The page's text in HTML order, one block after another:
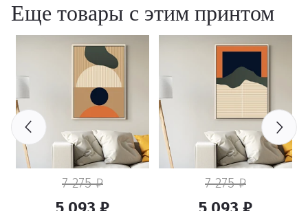
Еще товары с этим принтом
7 275 ₽ 7 275 ₽